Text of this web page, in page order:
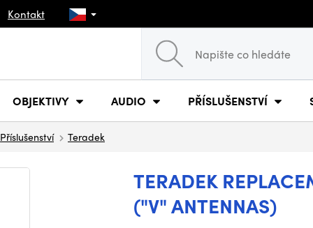
Kontakt
OBJEKTIVY AUDIO PŘÍSLUŠENSTVÍ
Příslušenství Teradek
TERADEK
("V" ANTENNAS)